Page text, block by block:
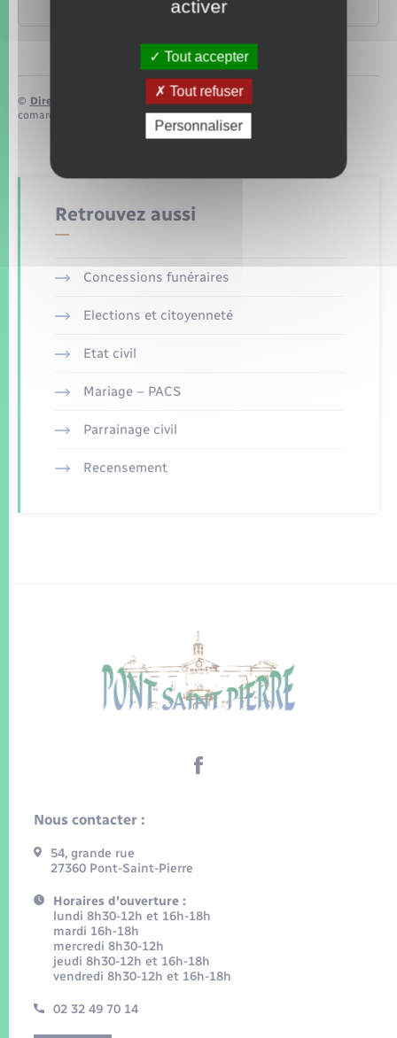
© Direction de l’information légale et administrative
comarquage developpé parbaseo.io
Retrouvez aussi
Concessions funéraires
Elections et citoyenneté
Etat civil
Mariage – PACS
Parrainage civil
Recensement
Nous contacter :
54, grande rue
27360 Pont-Saint-Pierre
Horaires d'ouverture :
lundi 8h30-12h et 16h-18h
mardi 16h-18h
mercredi 8h30-12h
jeudi 8h30-12h et 16h-18h
vendredi 8h30-12h et 16h-18h
02 32 49 70 14
activer
Tout accepter
Tout refuser
Personnaliser